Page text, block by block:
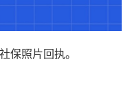
保照片回执。